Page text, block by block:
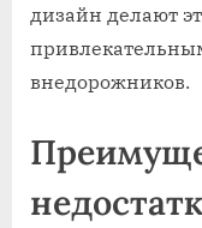
дизайн делают
внедорожников.